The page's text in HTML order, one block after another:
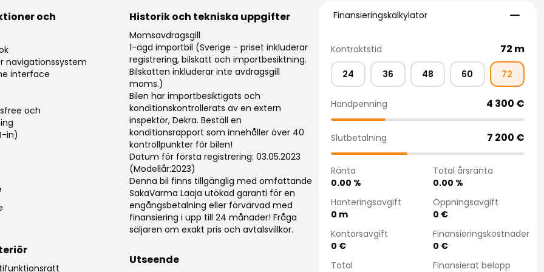
och
navigationssystem
interface
och
in)
Historik och tekniska uppgifter
Momsavdragsgill
1-ägd importbil (Sverige - priset inkluderar
registrering, bilskatt och importbesiktning.
Bilskatten inkluderar inte avdragsgill
moms.)
Bilen har importbesiktigats och
konditionskontrollerats av en extern
inspektör, Dekra. Beställ en
konditionsrapport som innehåller över 40
kontrollpunkter för bilen!
Datum för första registrering: 03.05.2023
(Modellår:2023)
Denna bil finns tillgänglig med omfattande
SakaVarma Laaja utökad garanti för en
engångsbetalning eller förvärvad med
finansiering i upp till 24 månader! Fråga
säljaren om exakt pris och avtalsvillkor.
Utseende
Finansieringskalkylator
Finansieringskalkylator
Kontraktstid 72 m
24 36 48 60 72
Handpenning 4 300 €
Slutbetalning 7 200 €
Ränta
0.00 %
Total årsränta
0.00 %
Hanteringsavgift
0 m
Öppningsavgift
0 €
Kontorsavgift
0 €
Finansieringskostnader
0 €
Total
Finansierat belopp